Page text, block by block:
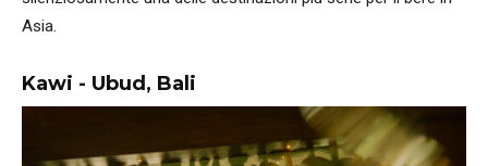
Asia.
Kawi - Ubud, Bali